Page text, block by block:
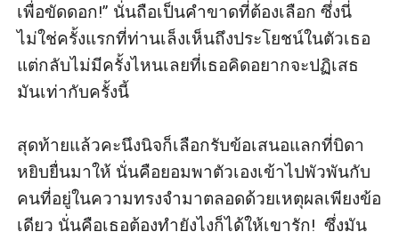
เพื่อขัดดอก!” นั่นถือเป็นคำขาดที่ต้องเลือก ซึ่งนี่
ไม่ใช่ครั้งแรกที่ท่านเล็งเห็นถึงประโยชน์ในตัวเธอ
แต่กลับไม่มีครั้งไหนเลยที่เธอคิดอยากจะปฏิเสธ
มันเท่ากับครั้งนี้
สุดท้ายแล้วคะนึงนิจก็เลือกรับข้อเสนอแลกที่บิดา
หยิบยื่นมาให้ นั่นคือยอมพาตัวเองเข้าไปพัวพันกับ
คนที่อยู่ในความทรงจำมาตลอดด้วยเหตุผลเพียงข้อ
เดียว นั่นคือเธอต้องทำยังไงก็ได้ให้เขารัก!  ซึ่งมัน